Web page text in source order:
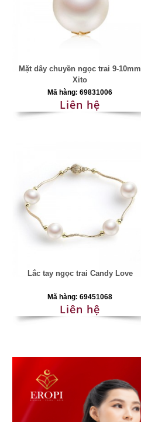
Mặt dây chuyền ngọc trai 9-10mm
Xito
Mã hàng: 69831006
Liên hệ
Lắc tay ngọc trai Candy Love
Mã hàng: 69451068
Liên hệ